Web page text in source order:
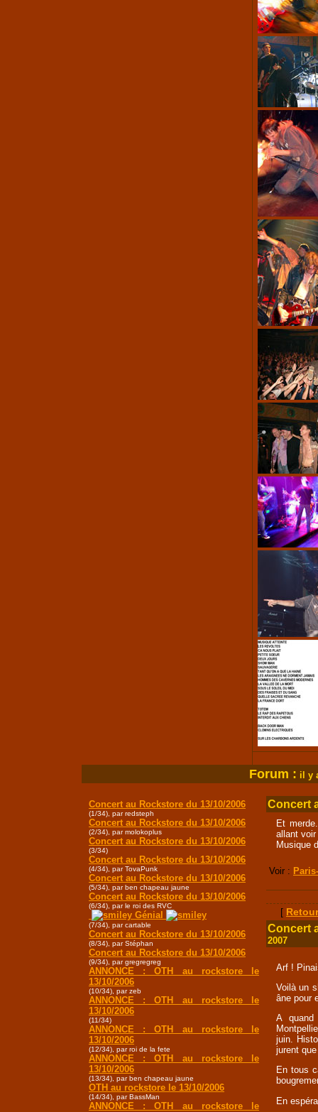
Forum : i l
Concert au Rockstore du 13/10/2006
(1/34), par redsteph
Concert au Rockstore du 13/10/2006
(2/34), par molokoplus
Concert au Rockstore du 13/10/2006
(3/34)
Concert au Rockstore du 13/10/2006
(4/34), par TovaPunk
Concert au Rockstore du 13/10/2006
(5/34), par ben chapeau jaune
Concert au Rockstore du 13/10/2006
(6/34), par le roi des RVC
Génial
(7/34), par cartable
Concert au Rockstore du 13/10/2006
(8/34), par Stéphan
Concert au Rockstore du 13/10/2006
(9/34), par gregregreg
ANNONCE : OTH au rockstore le
13/10/2006
(10/34), par zeb
ANNONCE : OTH au rockstore le
13/10/2006
(11/34)
ANNONCE : OTH au rockstore le
13/10/2006
(12/34), par roi de la fete
ANNONCE : OTH au rockstore le
13/10/2006
(13/34), par ben chapeau jaune
OTH au rockstore le 13/10/2006
(14/34), par BassMan
ANNONCE : OTH au rockstore le
Concert
Et
allant
Musique
Voir :
[
Concert
2007
Arf !
Voilà un
âne pour
A
juin.
jurent
En tous
En